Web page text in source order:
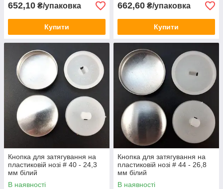
652,10 ₴/упаковка
Купити
662,60 ₴/упаковка
Купити
Кнопка для затягування на
пластиковій нозі # 40 - 24,3
мм білий
В наявності
Кнопка для затягування на
пластиковій нозі # 44 - 26,8
мм білий
В наявності